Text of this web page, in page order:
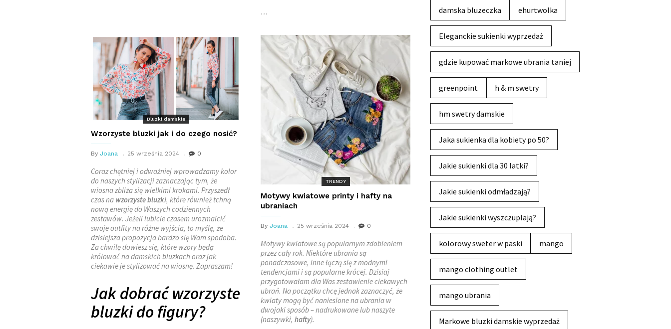
…
Bluzki damskie
Wzorzyste bluzki jak i do czego nosić?
By Joana 25 września 2024 0
Coraz chętniej i odważniej wprowadzamy kolor
do naszych stylizacji zaznaczając tym, że
wiosna zbliża się wielkimi krokami. Przyszedł
czas na wzorzyste bluzki, które również tchną
nową energię do Waszych codziennych
zestawów. Jeżeli lubicie czasem urozmaicić
swoje outfity na różne wyjścia, to myślę, że
dzisiejsza propozycja bardzo się Wam spodoba.
Za chwilę dowiesz się, które wzory będą
królować na damskich bluzkach oraz jak
ciekawie je stylizować na wiosnę. Zapraszam!
Jak dobrać wzorzyste
bluzki do figury?
TRENDY
Motywy kwiatowe printy i hafty na
ubraniach
By Joana 25 września 2024 0
Motywy kwiatowe są popularnym zdobieniem
przez cały rok. Niektóre ubrania są
ponadczasowe, inne łączą się z modnymi
tendencjami i są popularne krócej. Dzisiaj
przygotowałam dla Was zestawienie ciekawych
ubrań. Na początku chcę jednak zaznaczyć, że
kwiaty mogą być naniesione na ubrania w
dwojaki sposób – nadrukowane lub naszyte
(naszywki, hafty).
damska bluzeczka ehurtwolka
Eleganckie sukienki wyprzedaż
gdzie kupować markowe ubrania taniej
greenpoint h & m swetry
hm swetry damskie
Jaka sukienka dla kobiety po 50?
Jakie sukienki dla 30 latki?
Jakie sukienki odmładzają?
Jakie sukienki wyszczuplają?
kolorowy sweter w paski mango
mango clothing outlet
mango ubrania
Markowe bluzki damskie wyprzedaż